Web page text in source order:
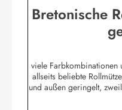
Bretonische
viele
allseits beliebte
und außen geringelt,